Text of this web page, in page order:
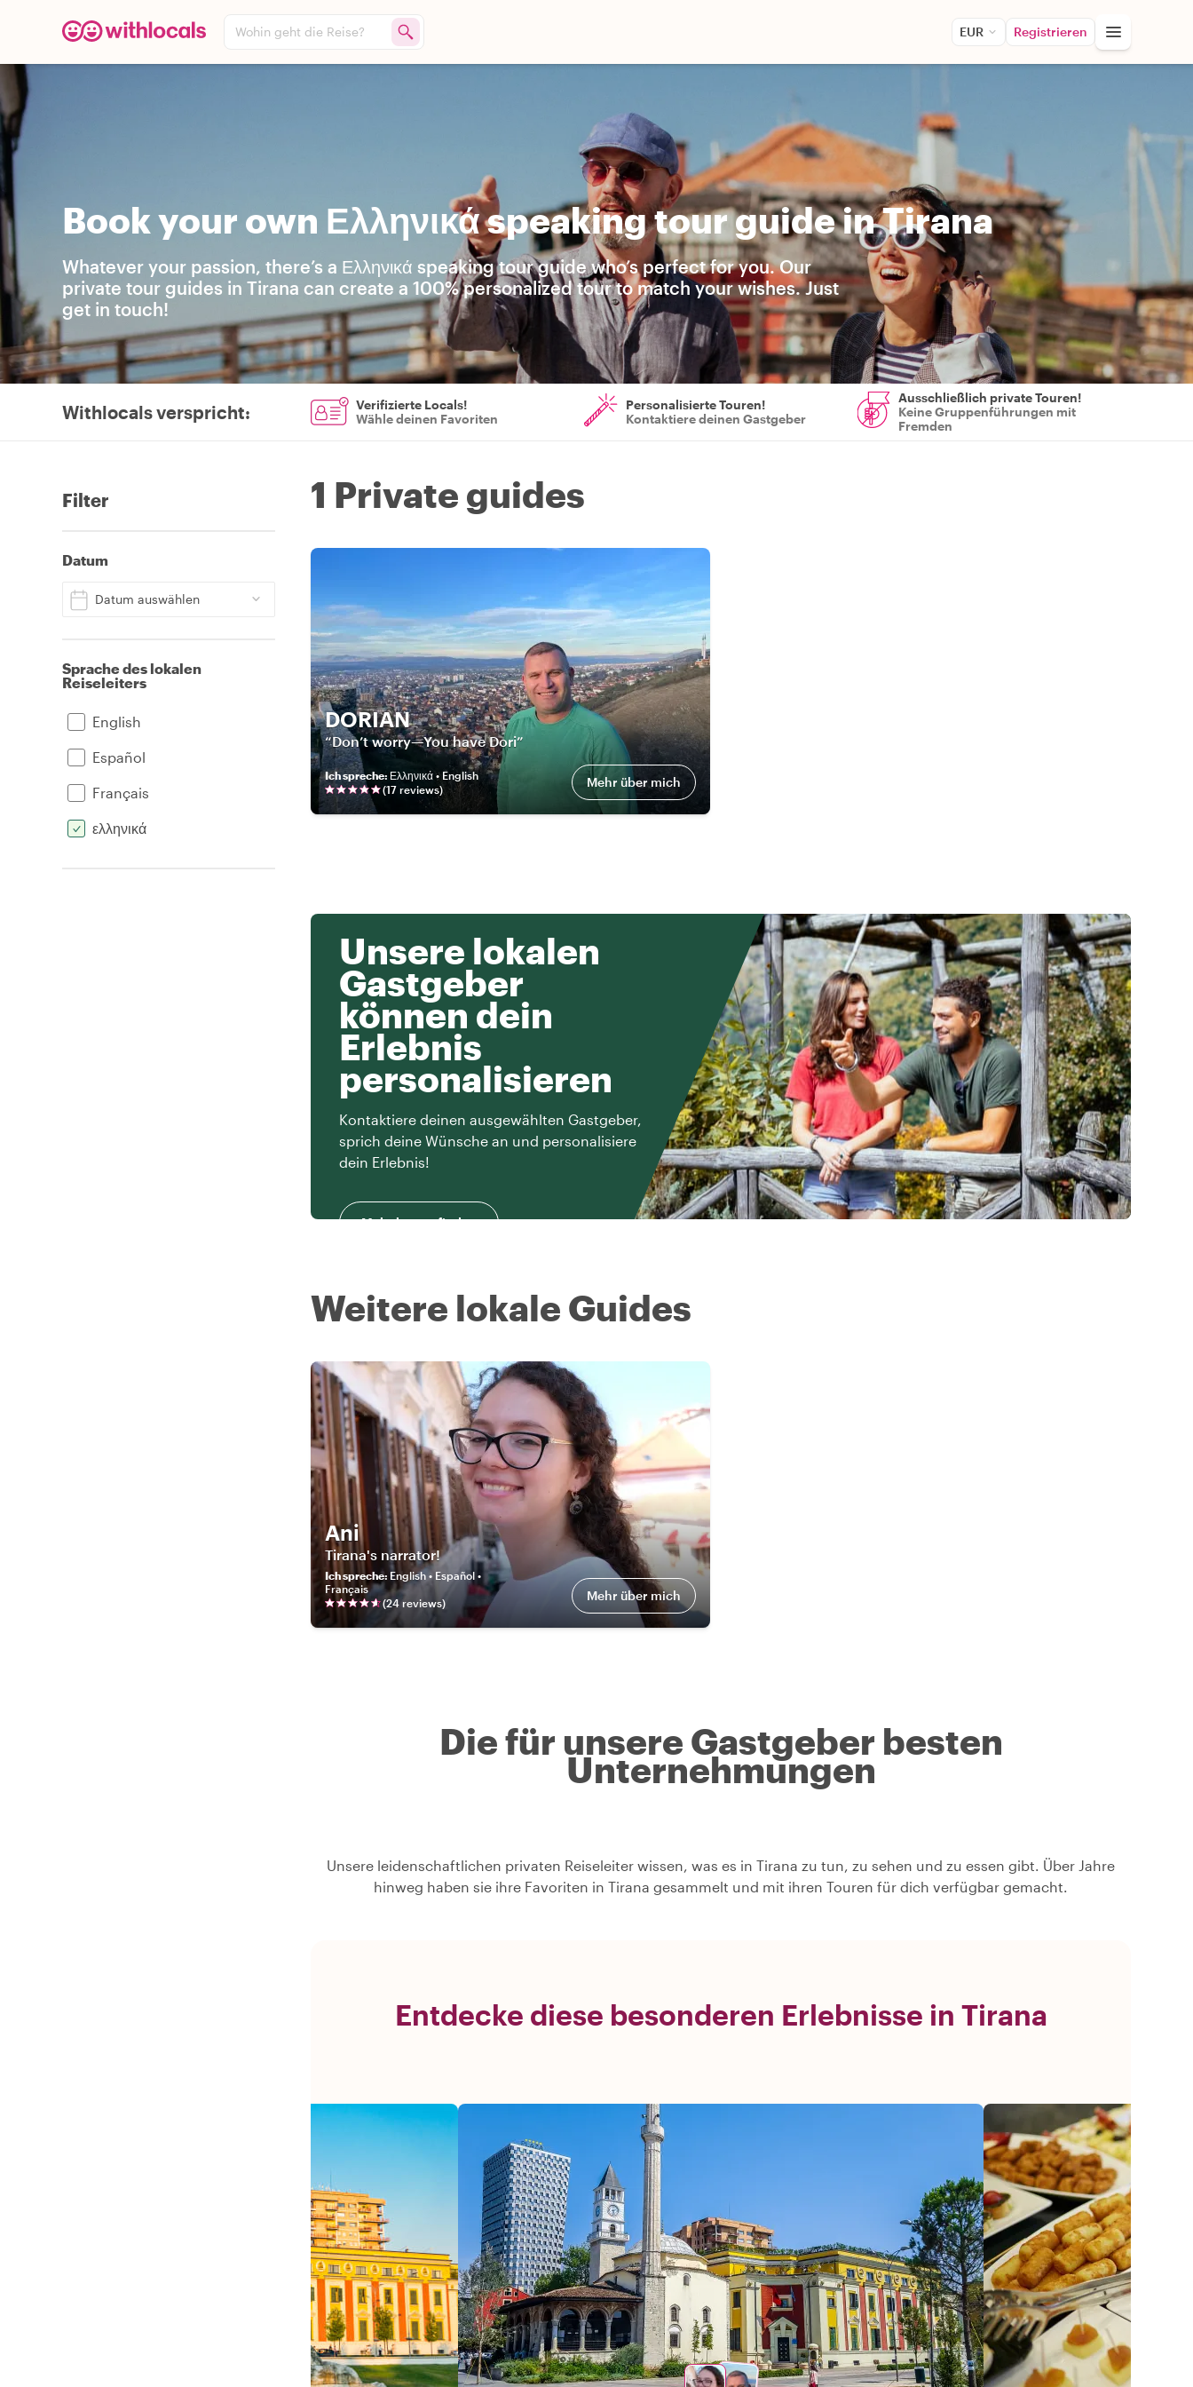
Wohin geht die Reise? EUR Registrieren
Book your own Ελληνικά speaking tour guide in Tirana
Whatever your passion, there’s a Ελληνικά speaking tour guide who’s perfect for you. Our
private tour guides in Tirana can create a 100% personalized tour to match your wishes. Just
get in touch!
Withlocals verspricht:
Verifizierte Locals!
Wähle deinen Favoriten
Personalisierte Touren!
Kontaktiere deinen Gastgeber
Ausschließlich private Touren!
Keine Gruppenführungen mit
Fremden
Filter
Datum
Datum auswählen
Sprache des lokalen
Reiseleiters
English
Español
Français
ελληνικά
1 Private guides
DORIAN
“Don’t worry—You have Dori”
Ich spreche: Ελληνικά • English
(17 reviews) Mehr über mich
Unsere lokalen
Gastgeber
können dein
Erlebnis
personalisieren
Kontaktiere deinen ausgewählten Gastgeber,
sprich deine Wünsche an und personalisiere
dein Erlebnis!
Mehr herausfinden
Weitere lokale Guides
Ani
Tirana's narrator!
Ich spreche: English • Español •
Français
(24 reviews) Mehr über mich
Die für unsere Gastgeber besten
Unternehmungen
Unsere leidenschaftlichen privaten Reiseleiter wissen, was es in Tirana zu tun, zu sehen und zu essen gibt. Über Jahre
hinweg haben sie ihre Favoriten in Tirana gesammelt und mit ihren Touren für dich verfügbar gemacht.
Entdecke diese besonderen Erlebnisse in Tirana